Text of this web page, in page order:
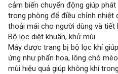
cảm biến chuyển động giúp
trong phòng để điều chỉnh nhiệt
thoải mái cho người dùng và tiết
Bộ lọc diệt khuẩn, khử mùi
Máy được trang bị bộ lọc khí
ứng như phấn hoa, lông chó
mùi hiệu quả giúp không khí